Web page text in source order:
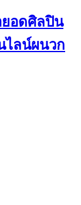
อดศิลปิน
ไลน์ผนวก